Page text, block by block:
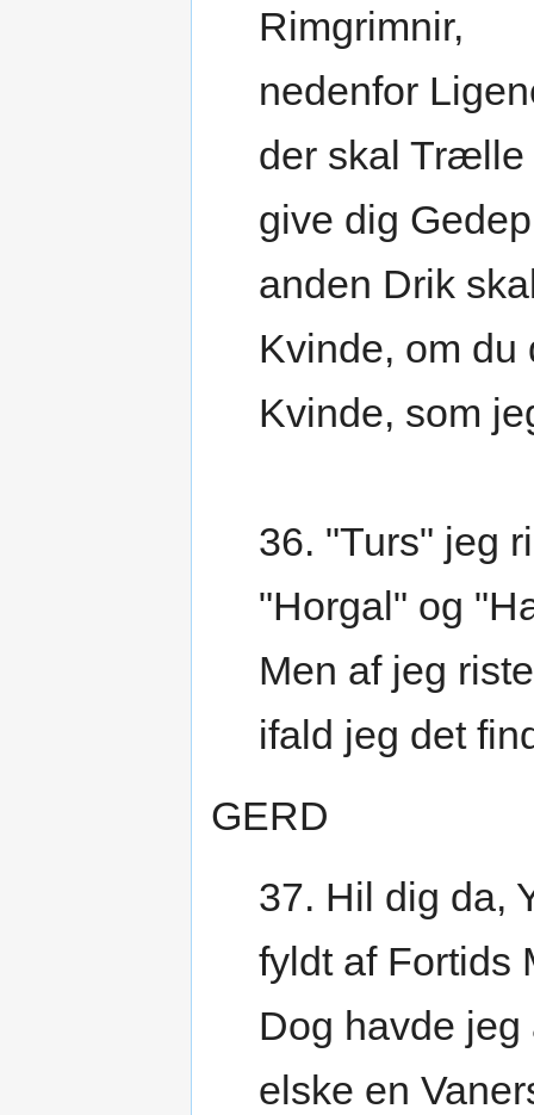
Rimgrimnir,
nedenfor
der skal
give dig
anden Drik
Kvinde, om
Kvinde, som
36. "Turs" jeg
"Horgal" og
Men af jeg
ifald jeg det
GERD
37. Hil dig da,
fyldt af Fortids
Dog havde
elske en